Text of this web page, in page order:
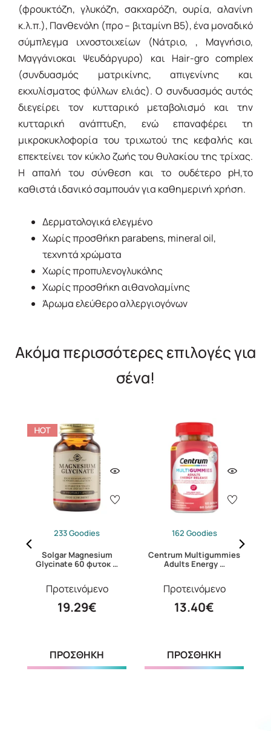
(φρουκτόζη, γλυκόζη, σακχαρόζη, ουρία, αλανίνη
κ.λ.π.), Πανθενόλη (προ – βιταμίνη Β5), ένα μοναδικό
σύμπλεγμα ιχνοστοιχείων (Νάτριο, , Μαγνήσιο,
Μαγγάνιοκαι Ψευδάργυρο) και Hair-gro complex
(συνδυασμός ματρικίνης, απιγενίνης και
εκχυλίσματος φύλλων ελιάς). Ο συνδυασμός αυτός
διεγείρει τον κυτταρικό μεταβολισμό και την
κυτταρική ανάπτυξη, ενώ επαναφέρει τη
μικροκυκλοφορία του τριχωτού της κεφαλής και
επεκτείνει τον κύκλο ζωής του θυλακίου της τρίχας.
Η απαλή του σύνθεση και το ουδέτερο pH,το
καθιστά ιδανικό σαμπουάν για καθημερινή χρήση.
Δερματολογικά ελεγμένο
Χωρίς προσθήκη parabens, mineral oil,
τεχνητά χρώματα
Χωρίς προπυλενογλυκόλης
Χωρίς προσθήκη αιθανολαμίνης
Άρωμα ελεύθερο αλλεργιογόνων
Ακόμα περισσότερες επιλογές για
σένα!
233 Goodies
Solgar Magnesium
Glycinate 60 φυτοκ …
Προτεινόμενο
19.29€
ΠΡΟΣΘΗΚΗ
162 Goodies
Centrum Multigummies
Adults Energy …
Προτεινόμενο
13.40€
ΠΡΟΣΘΗΚΗ